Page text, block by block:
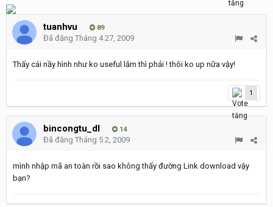
tuanhvu 89
Đã đăng Tháng 4 27, 2009
Thấy cái nầy hình như ko useful lắm thì phải ! thôi ko up nữa vậy!
1
bincongtu_dl 14
Đã đăng Tháng 5 2, 2009
mình nhập mã an toàn rồi sao không thấy đường Link download vậy
bạn?